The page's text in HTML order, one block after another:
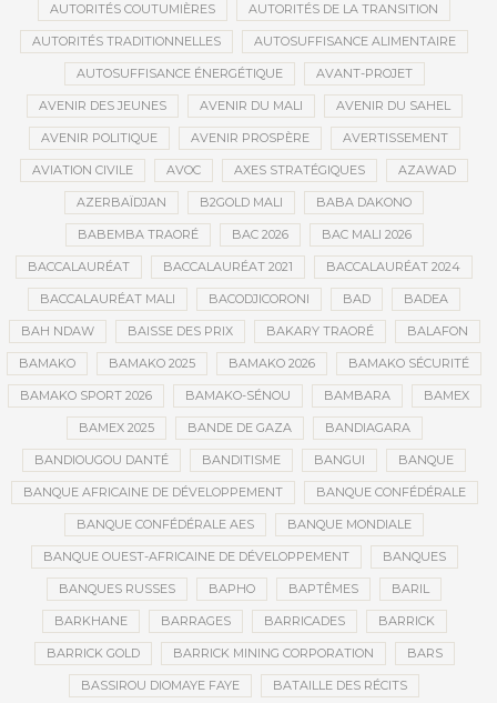
AUTORITÉS COUTUMIÈRES AUTORITÉS DE LA TRANSITION
AUTORITÉS TRADITIONNELLES AUTOSUFFISANCE ALIMENTAIRE
AUTOSUFFISANCE ÉNERGÉTIQUE AVANT-PROJET
AVENIR DES JEUNES AVENIR DU MALI AVENIR DU SAHEL
AVENIR POLITIQUE AVENIR PROSPÈRE AVERTISSEMENT
AVIATION CIVILE AVOC AXES STRATÉGIQUES AZAWAD
AZERBAÏDJAN B2GOLD MALI BABA DAKONO
BABEMBA TRAORÉ BAC 2026 BAC MALI 2026
BACCALAURÉAT BACCALAURÉAT 2021 BACCALAURÉAT 2024
BACCALAURÉAT MALI BACODJICORONI BAD BADEA
BAH NDAW BAISSE DES PRIX BAKARY TRAORÉ BALAFON
BAMAKO BAMAKO 2025 BAMAKO 2026 BAMAKO SÉCURITÉ
BAMAKO SPORT 2026 BAMAKO-SÉNOU BAMBARA BAMEX
BAMEX 2025 BANDE DE GAZA BANDIAGARA
BANDIOUGOU DANTÉ BANDITISME BANGUI BANQUE
BANQUE AFRICAINE DE DÉVELOPPEMENT BANQUE CONFÉDÉRALE
BANQUE CONFÉDÉRALE AES BANQUE MONDIALE
BANQUE OUEST-AFRICAINE DE DÉVELOPPEMENT BANQUES
BANQUES RUSSES BAPHO BAPTÊMES BARIL
BARKHANE BARRAGES BARRICADES BARRICK
BARRICK GOLD BARRICK MINING CORPORATION BARS
BASSIROU DIOMAYE FAYE BATAILLE DES RÉCITS